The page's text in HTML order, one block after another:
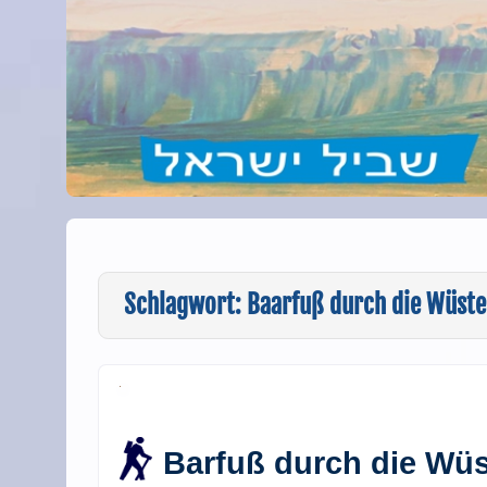
Schlagwort: Baarfuß durch die Wüste
Barfuß durch die